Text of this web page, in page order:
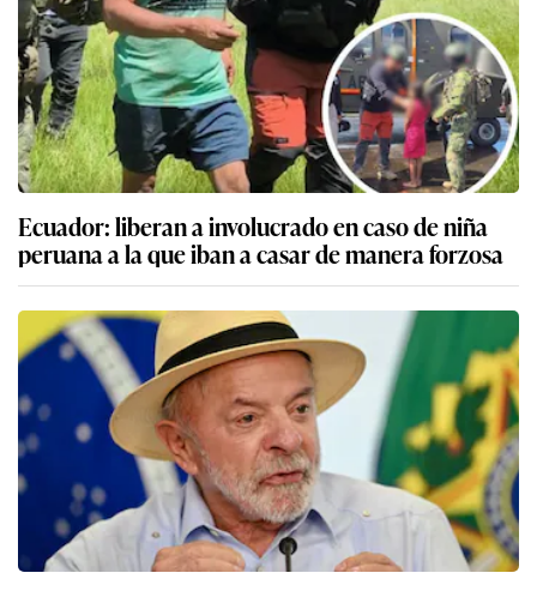
Ecuador: liberan a involucrado en caso de niña
peruana a la que iban a casar de manera forzosa